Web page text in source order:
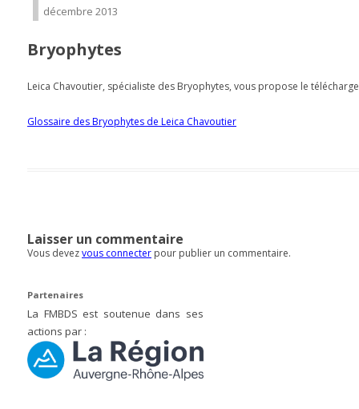
décembre 2013
Bryophytes
Leica Chavoutier, spécialiste des Bryophytes, vous propose le
Glossaire des Bryophytes de Leica Chavoutier
Laisser un commentaire
Vous devezvous connecter pour publier un commentaire.
Partenaires
La FMBDS est soutenue dans ses
actions par :